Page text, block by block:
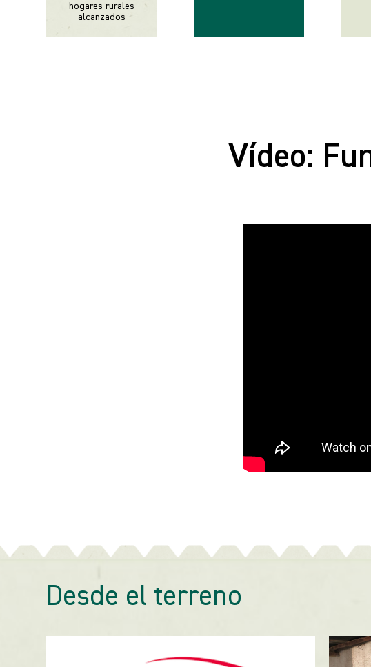
hogares rurales
alcanzados
Vídeo:
Desde el terreno